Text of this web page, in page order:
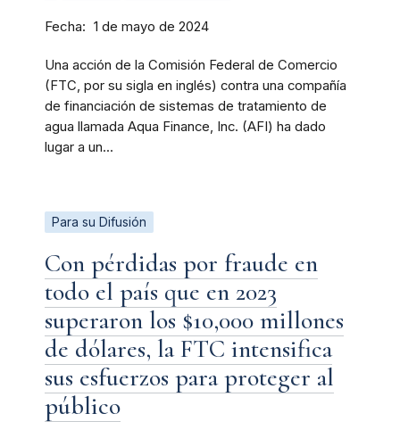
Fecha 1 de mayo de 2024
Una acción de la Comisión Federal de Comercio
(FTC, por su sigla en inglés) contra una compañía
de financiación de sistemas de tratamiento de
agua llamada Aqua Finance, Inc. (AFI) ha dado
lugar a un...
Para su Difusión
Con pérdidas por fraude en
todo el país que en 2023
superaron los $10,000 millones
de dólares, la FTC intensifica
sus esfuerzos para proteger al
público